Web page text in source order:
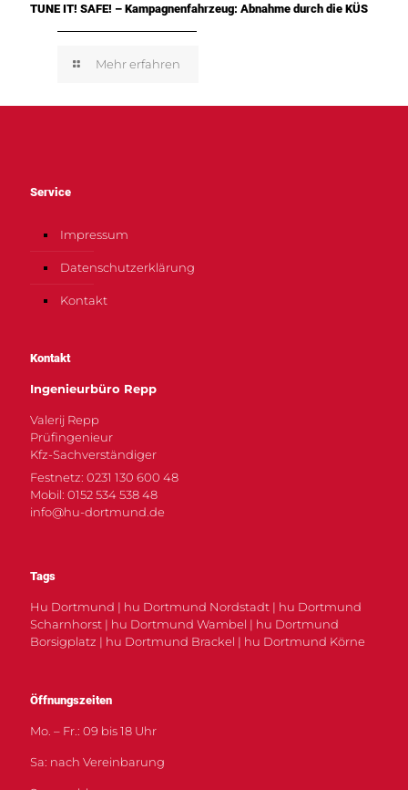
TUNE IT! SAFE! – Kampagnenfahrzeug: Abnahme durch die KÜS
Mehr erfahren
Service
Impressum
Datenschutzerklärung
Kontakt
Kontakt
Ingenieurbüro Repp
Valerij Repp
Prüfingenieur
Kfz-Sachverständiger
Festnetz: 0231 130 600 48
Mobil: 0152 534 538 48
info@hu-dortmund.de
Tags
Hu Dortmund | hu Dortmund Nordstadt | hu Dortmund
Scharnhorst | hu Dortmund Wambel | hu Dortmund
Borsigplatz | hu Dortmund Brackel | hu Dortmund Körne
Öffnungszeiten
Mo. – Fr.: 09 bis 18 Uhr
Sa: nach Vereinbarung